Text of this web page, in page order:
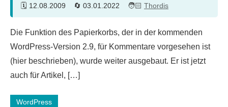
12.08.2009 03.01.2022 Thordis
Kommentare
Die Funktion des Papierkorbs, der in der kommenden
WordPress-Version 2.9, für Kommentare vorgesehen ist
(hier beschrieben), wurde weiter ausgebaut. Er ist jetzt
auch für Artikel, […]
WordPress